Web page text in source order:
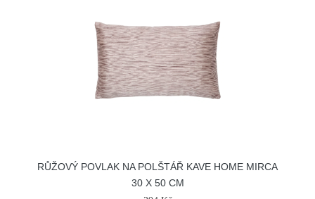
RŮŽOVÝ POVLAK NA POLŠTÁŘ KAVE HOME MIRCA
30 X 50 CM